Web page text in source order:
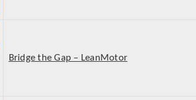
Bridge the Gap – LeanMotor